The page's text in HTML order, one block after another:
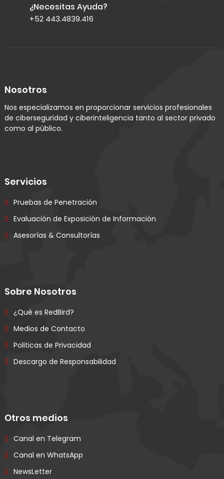
¿Necesitas Ayuda?
+52 443.4839.416
Nosotros
Nos especializamos en proporcionar servicios profesionales
de ciberseguridad y ciberinteligencia tanto al sector privado
como al público.
Servicios
Pruebas de Penetración
Evaluación de Exposición de Información
Asesorías & Consultorías
Sobre Nosotros
¿Qué es RedBird?
Medios de Contacto
Politicas de Privacidad
Descargo de Responsabilidad
Otros medios
Canal en Telegram
Canal en WhatsApp
NewsLetter